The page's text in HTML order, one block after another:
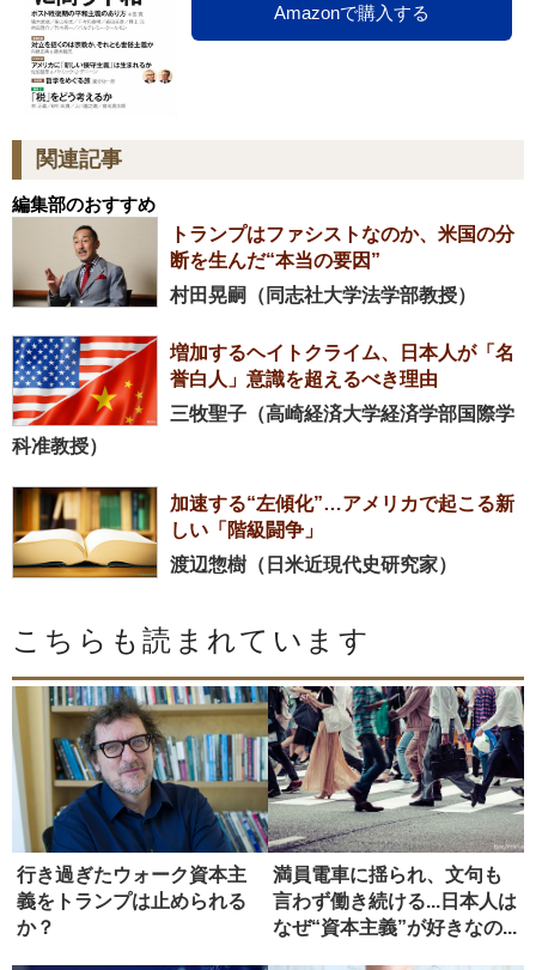
Amazonで購入する
関連記事
編集部のおすすめ
トランプはファシストなのか、米国の分
断を生んだ“本当の要因”
村田晃嗣（同志社大学法学部教授）
増加するヘイトクライム、日本人が「名
誉白人」意識を超えるべき理由
三牧聖子（高崎経済大学経済学部国際学
科准教授）
加速する“左傾化”…アメリカで起こる新
しい「階級闘争」
渡辺惣樹（日米近現代史研究家）
こちらも読まれています
行き過ぎたウォーク資本主
義をトランプは止められる
か？
満員電車に揺られ、文句も
言わず働き続ける...日本人は
なぜ“資本主義”が好きなの...